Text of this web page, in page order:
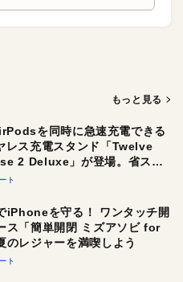
もっと見る
を同時に急速充電できる
レス充電スタンド「Twelve
2 Deluxe」が登場。省スペ
れに充電したい人にオスス
ト
iPhoneを守る！ ワンタッチ開
ス「簡単開閉 ミズアソビ for
のレジャーを満喫しよう
ト